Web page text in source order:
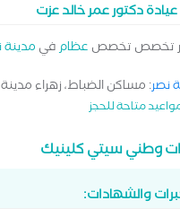
دكتور عمر خالد عزت
تخصص تخصص عظامفي مدينة
نصر: مساكن الضباط، زهراء
متاحة للحجز
وطني سيتي كلينيك
والشهادات: